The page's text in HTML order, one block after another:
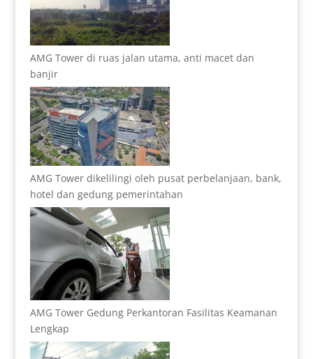
AMG Tower di ruas jalan utama, anti macet dan
banjir
AMG Tower dikelilingi oleh pusat perbelanjaan, bank,
hotel dan gedung pemerintahan
AMG Tower Gedung Perkantoran Fasilitas Keamanan
Lengkap